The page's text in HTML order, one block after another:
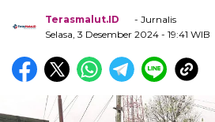
Terasmalut.ID
- Jurnalis
Selasa, 3 Desember 2024 - 19:41 WIB